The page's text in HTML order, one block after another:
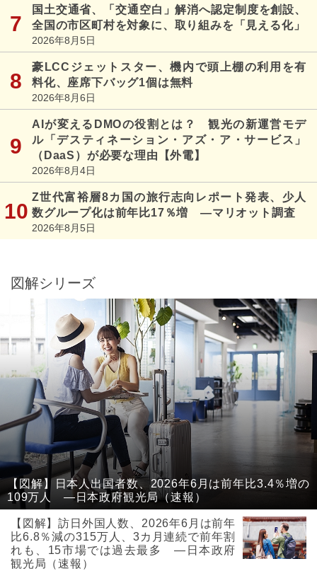
国土交通省、「交通空白」解消へ認定制度を創設、
全国の市区町村を対象に、取り組みを「見える化」
2026年8月5日
豪LCCジェットスター、機内で頭上棚の利用を有
料化、座席下バッグ1個は無料
2026年8月6日
AIが変えるDMOの役割とは？ 観光の新運営モデ
ル「デスティネーション・アズ・ア・サービス」
（DaaS）が必要な理由【外電】
2026年8月4日
Z世代富裕層8カ国の旅行志向レポート発表、少人
数グループ化は前年比17％増 ―マリオット調査
2026年8月5日
図解シリーズ
【図解】日本人出国者数、2026年6月は前年比3.4％増の
109万人 ―日本政府観光局（速報）
【図解】訪日外国人数、2026年6月は前年
比6.8％減の315万人、3カ月連続で前年割
れも、15市場では過去最多 ―日本政府
観光局（速報）